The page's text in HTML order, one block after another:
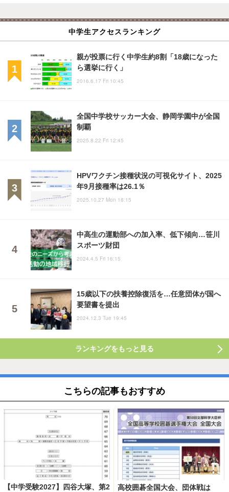
中学生アクセスランキング
親が投票に行く中学生約8割「18歳になった
ら選挙に行く」
2016.6.17 Fri 10:45
全国中学校サッカー大会、静岡学園中が全国
制覇
2025.8.22 Fri 12:45
HPVワクチン接種状況の可視化サイト、2025
年9月接種率は26.1％
2025.10.27 Mon 18:15
中高生の運動部への加入率、低下傾向…笹川
スポーツ財団
2024.4.5 Fri 16:15
15歳以下の扶養控除復活を…任意団体が国へ
要望書を提出
2024.12.3 Tue 19:45
ランキングをもっと見る
こちらの記事もおすすめ
【中学受験2027】四谷大塚、第2
高校囲碁全国大会、団体戦は